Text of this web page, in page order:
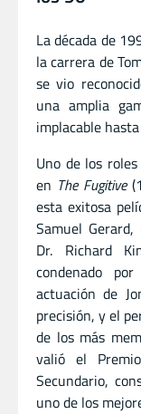
La década de
la carrera de
se vio
una amplia
implacable
Uno de los
en The Fugitive
esta exitosa
Samuel
Dr. Richard
condenado
actuación de
precisión, y el
de los más
valió el
Secundario,
uno de los